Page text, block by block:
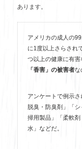
あります。
アメリカの成人の
に1度以上さらされ
つ以上の健康に有
「香害」の被害者な
アンケートで例示
脱臭・防臭剤」「
掃用製品」「柔軟
水」などだ。